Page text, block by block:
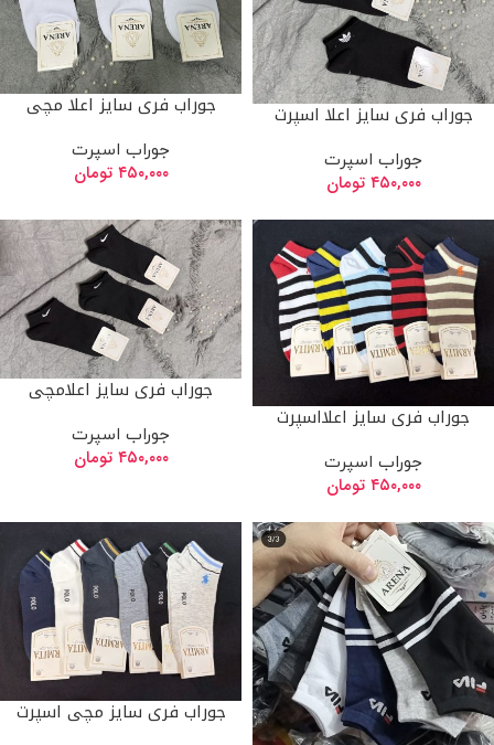
جوراب فری سایز اعلا اسپرت
جوراب اسپرت
۴۵۰,۰۰۰ تومان
جوراب فری سایز اعلا مچی
جوراب اسپرت
۴۵۰,۰۰۰ تومان
جوراب فری سایز اعلااسپرت
جوراب اسپرت
۴۵۰,۰۰۰ تومان
جوراب فری سایز اعلامچی
جوراب اسپرت
۴۵۰,۰۰۰ تومان
جوراب فری سایز مچی اسپرت